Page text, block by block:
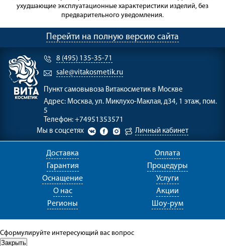
ухудшающие эксплуатационные характеристики изделий, без
предварительного уведомления.
Перейти на полную версию сайта
8 (495) 135-35-71
sale@vitakosmetik.ru
Пункт самовывоза Витакосметик в Москве
Адрес: Москва, ул. Миклухо-Маклая, д34, 1 этаж, пом.
5
Телефон: +74951353571
Мы в соцсетях
Личный кабинет
Доставка
Оплата
Гарантия
Процедуры
Оснащение
Услуги
О нас
Акции
Регионы
Шоу-рум
Сформулируйте интересующий вас вопрос